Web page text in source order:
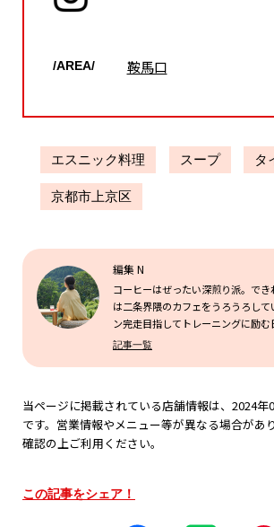
/AREA/ 鞍馬口
エスニック料理 スープ タ
京都市上京区
編集 N
コーヒーはぜったい深煎り派。で
は二条界隈のカフェをうろうろして
ン完走目指してトレーニングに励む
記事一覧
当ページに掲載されている店舗情報は、2024年
です。営業情報やメニュー等が異なる場合があ
確認の上ご利用ください。
この記事をシェア！